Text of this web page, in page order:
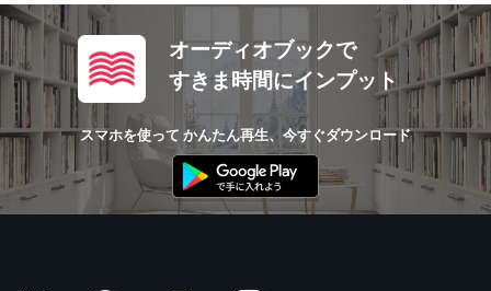
オーディオブックで
すきま時間にインプット
スマホを使って かんたん再生、今すぐダウンロード